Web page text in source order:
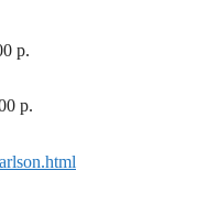
р.
р.